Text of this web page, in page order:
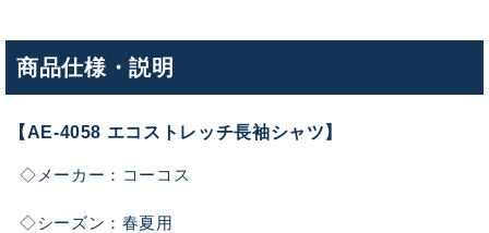
商品仕様・説明
【AE-4058 エコストレッチ長袖シャツ】
◇メーカー：コーコス
◇シーズン：春夏用